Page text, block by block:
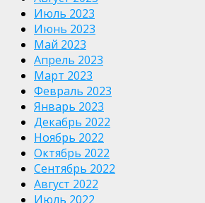
Июль 2023
Июнь 2023
Май 2023
Апрель 2023
Март 2023
Февраль 2023
Январь 2023
Декабрь 2022
Ноябрь 2022
Октябрь 2022
Сентябрь 2022
Август 2022
Июль 2022